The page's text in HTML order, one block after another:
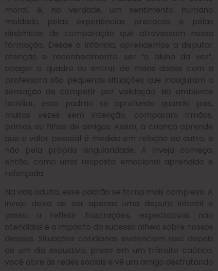
moral, é, na verdade, um sentimento humano
moldado pelas experiências precoces e pelas
dinâmicas de comparação que atravessam nossa
formação. Desde a infância, aprendemos a disputar
atenção e reconhecimento: ser “o aluno da vez”,
apagar o quadro ou entrar de mãos dadas com a
professora são pequenas situações que inauguram a
sensação de competir por validação. No ambiente
familiar, esse padrão se aprofunda quando pais,
muitas vezes sem intenção, comparam irmãos,
primos ou filhos de amigos. Assim, a criança aprende
que o valor pessoal é medido em relação ao outro, e
não pela própria singularidade. A inveja começa,
então, como uma resposta emocional aprendida e
reforçada.
Na vida adulta, esse padrão se torna mais complexo. A
inveja deixa de ser apenas uma disputa infantil e
passa a refletir frustrações, expectativas não
atendidas e o impacto do sucesso alheio sobre nossos
desejos. Situações cotidianas evidenciam isso: depois
de um dia exaustivo, preso em um trânsito caótico,
você abre as redes sociais e vê um amigo desfrutando